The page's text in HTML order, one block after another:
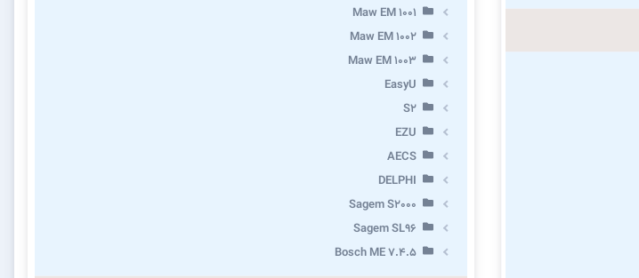
Maw EM 1001
Maw EM 1002
Maw EM 1003
EasyU
S2
EZU
AECS
DELPHI
Sagem S2000
Sagem SL96
Bosch ME 7.4.5